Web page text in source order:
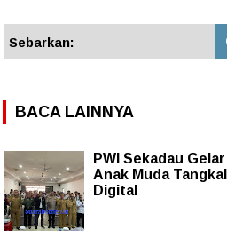
Sebarkan:
BACA LAINNYA
PWI Sekadau
Anak Muda
Digital